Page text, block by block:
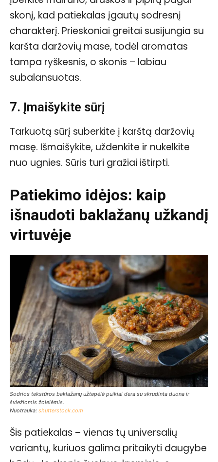
skonį, kad patiekalas įgautų sodresnį
charakterį. Prieskoniai greitai susijungia su
karšta daržovių mase, todėl aromatas
tampa ryškesnis, o skonis – labiau
subalansuotas.
7. Įmaišykite sūrį
Tarkuotą sūrį suberkite į karštą daržovių
masę. Išmaišykite, uždenkite ir nukelkite
nuo ugnies. Sūris turi gražiai ištirpti.
Patiekimo idėjos: kaip
išnaudoti baklažanų užkandį
virtuvėje
Sodrios tekstūros baklažanų užtepėlė puikiai dera su skrudinta duona ir
šviežiomis žolelėmis.
Nuotrauka: shutterstock.com
Šis patiekalas – vienas tų universalių
variantų, kuriuos galima pritaikyti daugybe